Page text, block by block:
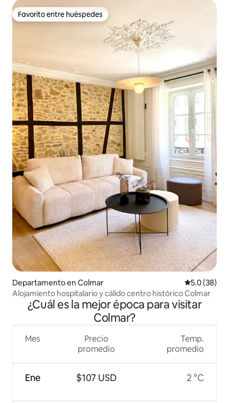
Favorito entre huéspedes
Favorito entre huéspedes
Departamento en Colmar Calificación
5.0 (38)
Alojamiento hospitalario y cálido centro histórico Colmar
¿Cuál es la mejor época para visitar
Colmar?
Mes
Ene
Precio
promedio
$107 USD
Temp.
promedio
2 °C